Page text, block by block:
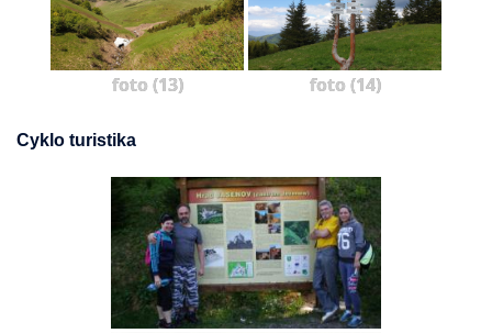
foto (13) foto (14)
Cyklo turistika